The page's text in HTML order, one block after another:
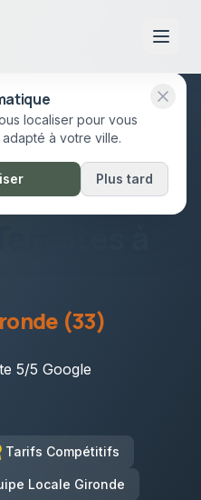
Audenge
(33)
5/5 Google
Tarifs Compétitifs
Locale Gironde
localiser pour vous
à votre ville.
Plus tard